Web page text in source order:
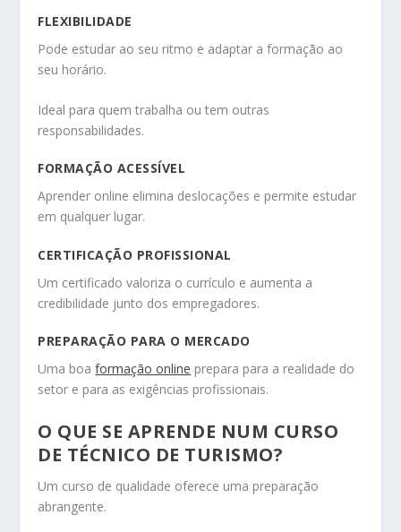
FLEXIBILIDADE
Pode estudar ao seu ritmo e adaptar a formação ao
seu horário.
Ideal para quem trabalha ou tem outras
responsabilidades.
FORMAÇÃO ACESSÍVEL
Aprender online elimina deslocações e permite estudar
em qualquer lugar.
CERTIFICAÇÃO PROFISSIONAL
Um certificado valoriza o currículo e aumenta a
credibilidade junto dos empregadores.
PREPARAÇÃO PARA O MERCADO
Uma boaformação online prepara para a realidade do
setor e para as exigências profissionais.
O QUE SE APRENDE NUM CURSO
DE TÉCNICO DE TURISMO?
Um curso de qualidade oferece uma preparação
abrangente.